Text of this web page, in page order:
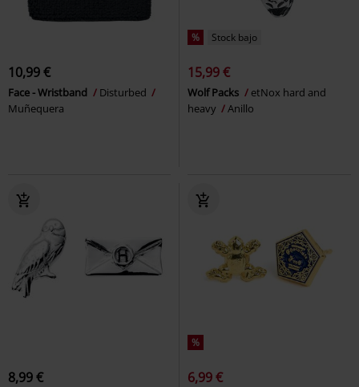
10,99 €
Face - Wristband
Disturbed
Muñequera
% Stock bajo
15,99 €
Wolf Packs
etNox hard and
heavy
Anillo
8,99 €
%
6,99 €